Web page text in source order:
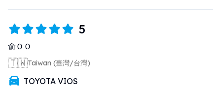
5
俞ＯＯ
🇹🇼Taiwan (臺灣/台灣)
TOYOTA VIOS